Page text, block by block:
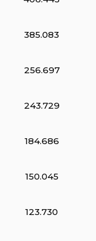
385.083
256.697
243.729
184.686
150.045
123.730